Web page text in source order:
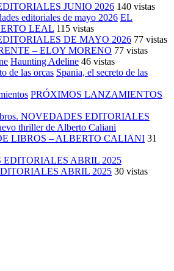
JUNIO 2026 140 vistas
EL
LEAL 115 vistas
DE MAYO 2026 77 vistas
– ELOY MORENO 77 vistas
Haunting Adeline 46 vistas
Spania, el secreto de las
PRÓXIMOS LANZAMIENTOS
LIBROS – ALBERTO CALIANI 31
ABRIL 2025 30 vistas